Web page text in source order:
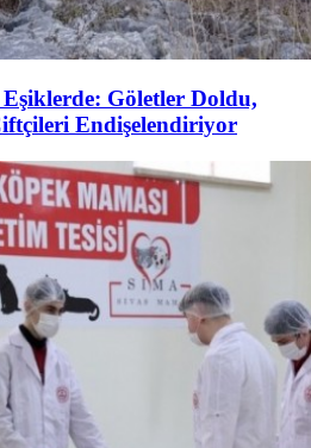
Göletler Doldu,
Endişelendiriyor